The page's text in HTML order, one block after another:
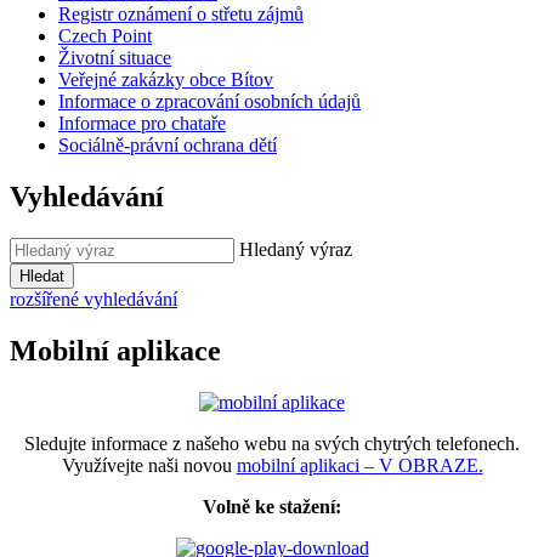
Registr oznámení o střetu zájmů
Czech Point
Životní situace
Veřejné zakázky obce Bítov
Informace o zpracování osobních údajů
Informace pro chataře
Sociálně-právní ochrana dětí
Vyhledávání
Hledaný výraz
Hledat
rozšířené vyhledávání
Mobilní aplikace
Sledujte informace z našeho webu na svých chytrých telefonech.
Využívejte naši novou mobilní aplikaci – V OBRAZE.
Volně ke stažení: